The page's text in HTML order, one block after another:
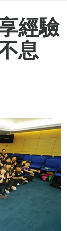
經驗
息